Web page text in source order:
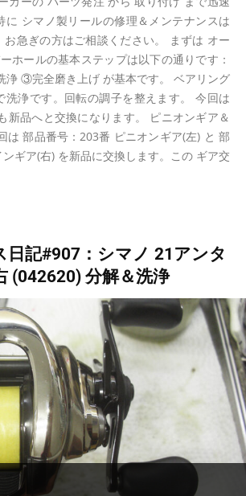
に シマノ製リールの修理＆メンテナンスは
お急ぎの方はご相談ください。 まずは オー
ホールの基本ステップは以下の通りです：
③完全磨き上げ が基本です。 ベアリング
洗浄です。回転の調子を整えます。 今回は
新品へと交換になります。 ピニオンギア＆
は 部品番号：203番 ピニオンギア(左) と 部
ギア(右) を新品に交換します。この ギア交
日記#907：シマノ 21アンタ
(042620) 分解＆洗浄